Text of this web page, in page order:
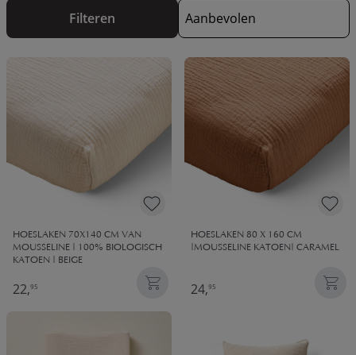
hemeltjes. Bestel nu de nieuwe collectie: voor 23:00 besteld,
volgende werkdag in huis! (Mits het item op voorraad is)
Filteren
HOESLAKEN 70X140 CM VAN
MOUSSELINE | 100% BIOLOGISCH
KATOEN | BEIGE
22,95
HOESLAKEN 80 X 160 CM
|MOUSSELINE KATOEN| CARAMEL
24,95